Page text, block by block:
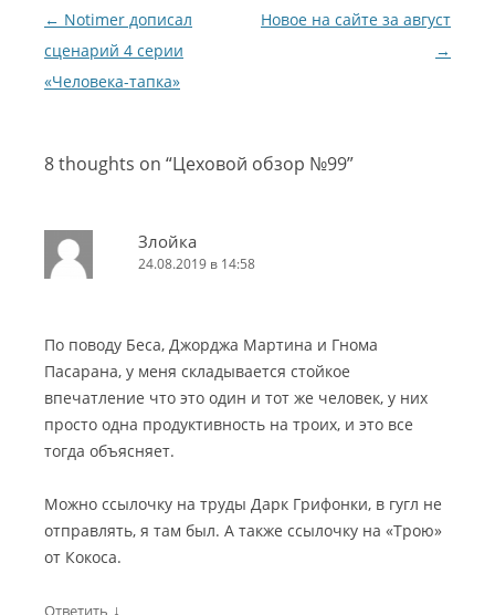
Навигация по записям
← Notimer дописал
сценарий 4 серии
«Человека-тапка»
Новое на сайте за август
→
8 thoughts on “Цеховой обзор №99”
Злойка
24.08.2019 в 14:58
По поводу Беса, Джорджа Мартина и Гнома
Пасарана, у меня складывается стойкое
впечатление что это один и тот же человек, у них
просто одна продуктивность на троих, и это все
тогда объясняет.
Можно ссылочку на труды Дарк Грифонки, в гугл не
отправлять, я там был. А также ссылочку на «Трою»
от Кокоса.
Ответить ↓